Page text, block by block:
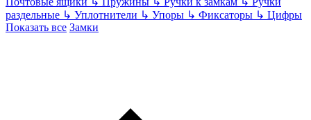
раздельные ↳ Уплотнители ↳ Упоры ↳ Фиксаторы ↳ Цифры
Показать все Замки